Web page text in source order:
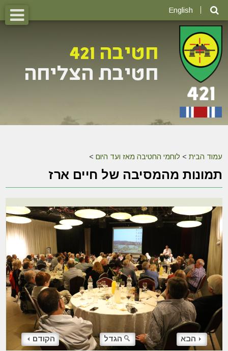
English
עמוד הבית > לוחמי החטיבה מאז ועד היום >
תמונות מהמסיבה של חיים ארז
הקודם הגדל הבא